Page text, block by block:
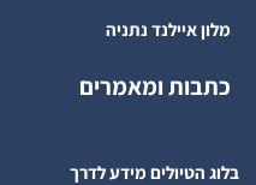
מלון איילנד נתניה
כתבות ומאמרים
בלוג הטיולים מידע לדרך